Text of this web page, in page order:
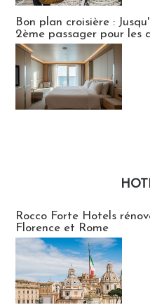
Bon plan croisière :
2ème passager pour les
Rocco Forte Hotels
Florence et Rome